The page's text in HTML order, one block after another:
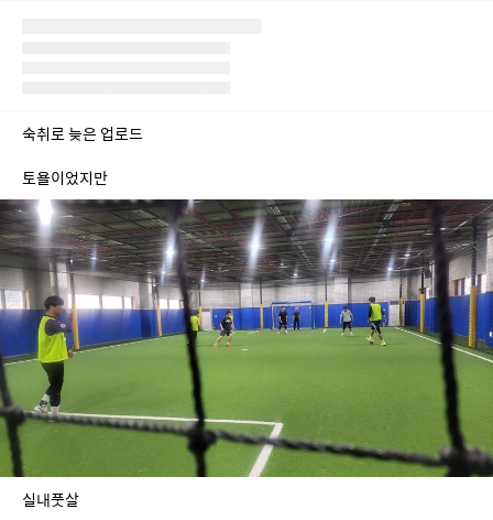
숙취로 늦은 업로드
토욜이었지만
실내풋살